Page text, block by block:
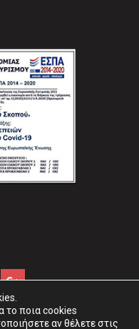
το ποια cookies
αν θέλετε στις